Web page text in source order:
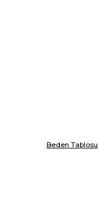
Beden Tablosu